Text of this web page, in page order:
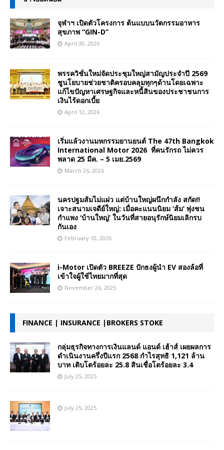
จุฬาฯ เปิดตัวโครงการ ต้นแบบนวัตกรรมอาหาร
สุขภาพ “GIN-D”
April 30, 2026
พรรควิชั่นใหม่จัดประชุมใหญ่สามัญประจำปี 2569
ชูนโยบายช่วยชาติครอบคลุมทุกๆด้านโดยเฉพาะ
แก้ไขปัญหาเศรษฐกิจและหนี้สินของประชาชนการ
เงินไร้ดอกเบี้ย
April 12, 2026
เริ่มแล้วงานมหกรรมยานยนต์ The 47th Bangkok
International Motor 2026 ที่คนรักรถ ไม่ควร
พลาด 25 มีค. – 5 เมย.2569
March 26, 2026
นครปฐมส้มไม่แผ่ว แต่บ้านใหญ่ผนึกกำลัง สกัด!!
เจาะสนามเจดีย์ใหญ่: เมื่อคะแนนนิยม ‘ส้ม’ พุ่งชน
กำแพง ‘บ้านใหญ่’ ในวันที่สายอนุรักษ์นิยมเลิกรบ
กันเอง
February 10, 2026
i-Motor เปิดตัว BREEZE ปักธงผู้นำ EV สองล้อที่
เข้าใจผู้ใช้ไทยมากที่สุด
November 26, 2025
FINANCE | INSURANCE |BROKERS STOKE
กลุ่มธุรกิจทางการเงินแลนด์ แอนด์ เฮ้าส์ เผยผลการ
ดำเนินงานครึ่งปีแรก 2568 กำไรสุทธิ 1,121 ล้าน
บาท เติบโตร้อยละ 25.8 สินเชื่อโตร้อยละ 3.4
July 25, 2025
July 25, 2025